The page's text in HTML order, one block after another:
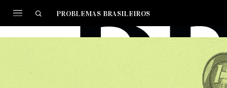
PROBLEMAS BRASILEIROS